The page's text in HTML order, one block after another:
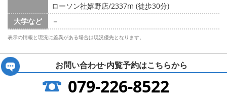
ローソン社嬉野店/2337m (徒歩30分)
大学など
－
表示の情報と現況に差異がある場合は現況優先となります。
お問い合わせ·内覧予約はこちらから
079-226-8522